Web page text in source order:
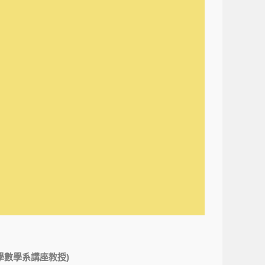
數學系講座教授)